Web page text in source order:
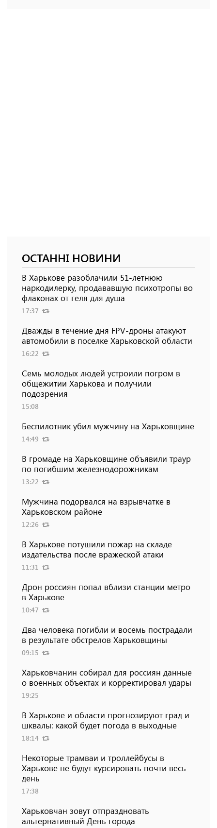
ОСТАННІ НОВИНИ
В Харькове разоблачили 51-летнюю
наркодилерку, продававшую психотропы во
флаконах от геля для душа
17:37
Дважды в течение дня FPV-дроны атакуют
автомобили в поселке Харьковской области
16:22
Семь молодых людей устроили погром в
общежитии Харькова и получили
подозрения
15:08
Беспилотник убил мужчину на Харьковщине
14:49
В громаде на Харьковщине объявили траур
по погибшим железнодорожникам
13:22
Мужчина подорвался на взрывчатке в
Харьковском районе
12:26
В Харькове потушили пожар на складе
издательства после вражеской атаки
11:31
Дрон россиян попал вблизи станции метро
в Харькове
10:47
Два человека погибли и восемь пострадали
в результате обстрелов Харьковщины
09:15
Харьковчанин собирал для россиян данные
о военных объектах и ​​корректировал удары
19:25
В Харькове и области прогнозируют град и
шквалы: какой будет погода в выходные
18:14
Некоторые трамваи и троллейбусы в
Харькове не будут курсировать почти весь
день
17:38
Харьковчан зовут отпраздновать
альтернативный День города